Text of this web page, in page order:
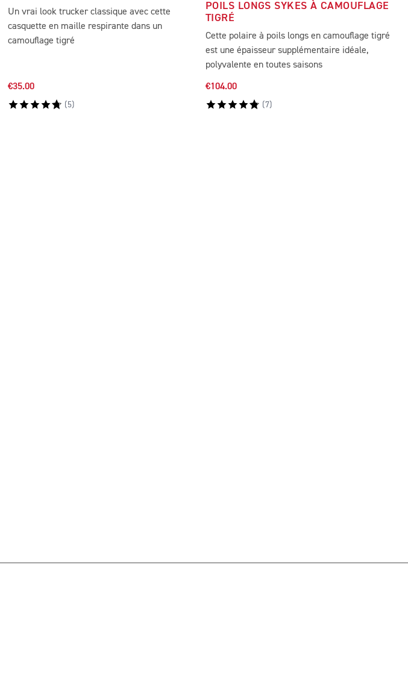
Un vrai look trucker classique avec cette
casquette en maille respirante dans un
camouflage tigré
€35.00
( 5)
POILS LONGS SYKES À CAMOUFLAGE
TIGRÉ
Cette polaire à poils longs en camouflage tigré
est une épaisseur supplémentaire idéale,
polyvalente en toutes saisons
€104.00
(7)